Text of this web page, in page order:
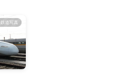
鉄道写真